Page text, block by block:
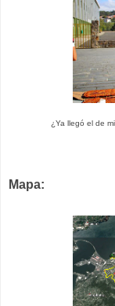
¿Ya llegó el de
Mapa: